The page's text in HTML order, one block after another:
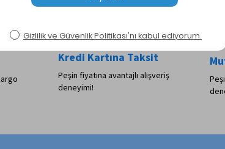
Kredi Kartına Taksit
Peşin fiyatına avantajlı alışveriş
deneyimi!